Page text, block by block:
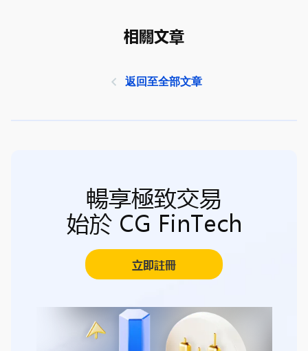
相關文章
返回至全部文章
暢享極致交易
始於 CG FinTech
立即註冊